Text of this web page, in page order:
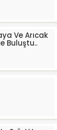
Ve Arıcak
Buluştu..